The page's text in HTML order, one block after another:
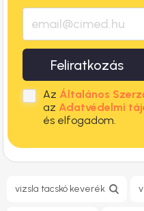
Feliratkozás
Az Általános
az Adatvédelmi
és elfogadom.
vizsla tacskó keverék